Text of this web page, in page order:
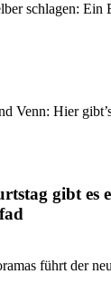
schlagen: Ein
Venn: Hier
gibt es
führt der